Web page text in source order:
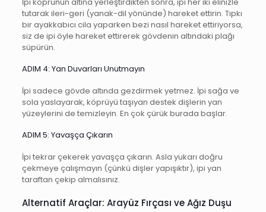
tutarak ileri-geri (yanak-dil yönünde) hareket ettirin. Tıpkı
bir ayakkabıcı cila yaparken bezi nasıl hareket ettiriyorsa,
siz de ipi öyle hareket ettirerek gövdenin altındaki plağı
süpürün.
ADIM 4: Yan Duvarları Unutmayın
İpi sadece gövde altında gezdirmek yetmez. İpi sağa ve
sola yaslayarak, köprüyü taşıyan destek dişlerin yan
yüzeylerini de temizleyin. En çok çürük burada başlar.
ADIM 5: Yavaşça Çıkarın
İpi tekrar çekerek yavaşça çıkarın. Asla yukarı doğru
çekmeye çalışmayın (çünkü dişler yapışıktır), ipi yan
taraftan çekip almalısınız.
Alternatif Araçlar: Arayüz Fırçası ve Ağız Duşu